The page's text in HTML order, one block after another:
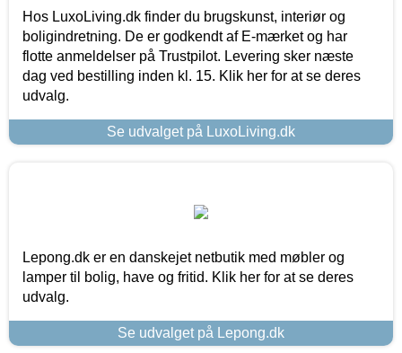
Hos LuxoLiving.dk finder du brugskunst, interiør og
boligindretning. De er godkendt af E-mærket og har
flotte anmeldelser på Trustpilot. Levering sker næste
dag ved bestilling inden kl. 15. Klik her for at se deres
udvalg.
Se udvalget på LuxoLiving.dk
Lepong.dk er en danskejet netbutik med møbler og
lamper til bolig, have og fritid. Klik her for at se deres
udvalg.
Se udvalget på Lepong.dk